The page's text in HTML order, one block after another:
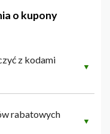
o kupony
z kodami
▼
rabatowych
▼